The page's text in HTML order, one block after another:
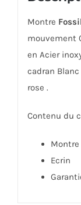
Montre
mouvement
en Acier
cadran
rose .
Contenu du
Montre
Ecrin